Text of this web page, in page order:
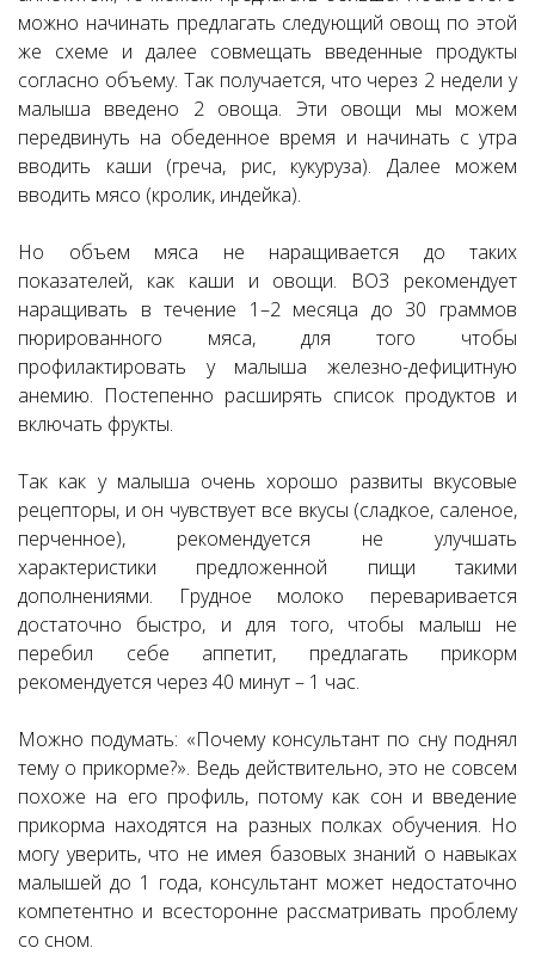
можно начинать предлагать следующий овощ по этой
же схеме и далее совмещать введенные продукты
согласно объему. Так получается, что через 2 недели у
малыша введено 2 овоща. Эти овощи мы можем
передвинуть на обеденное время и начинать с утра
вводить каши (греча, рис, кукуруза). Далее можем
вводить мясо (кролик, индейка).
Но объем мяса не наращивается до таких
показателей, как каши и овощи. ВОЗ рекомендует
наращивать в течение 1–2 месяца до 30 граммов
пюрированного мяса, для того чтобы
профилактировать у малыша железно-дефицитную
анемию. Постепенно расширять список продуктов и
включать фрукты.
Так как у малыша очень хорошо развиты вкусовые
рецепторы, и он чувствует все вкусы (сладкое, саленое,
перченное), рекомендуется не улучшать
характеристики предложенной пищи такими
дополнениями. Грудное молоко переваривается
достаточно быстро, и для того, чтобы малыш не
перебил себе аппетит, предлагать прикорм
рекомендуется через 40 минут – 1 час.
Можно подумать: «Почему консультант по сну поднял
тему о прикорме?». Ведь действительно, это не совсем
похоже на его профиль, потому как сон и введение
прикорма находятся на разных полках обучения. Но
могу уверить, что не имея базовых знаний о навыках
малышей до 1 года, консультант может недостаточно
компетентно и всесторонне рассматривать проблему
со сном.